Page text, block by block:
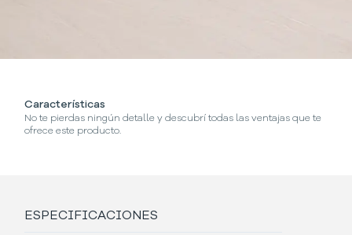
Características
No te pierdas ningún detalle y descubrí todas las ventajas que te
ofrece este producto.
ESPECIFICACIONES